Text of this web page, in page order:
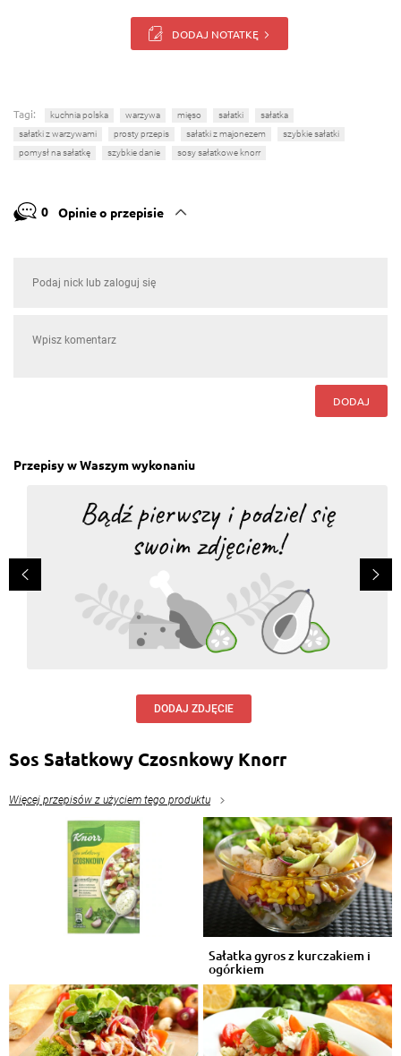
DODAJ NOTATKĘ
Tagi: kuchnia polska warzywa mięso sałatki
sałatka
sałatki z warzywami
prosty przepis sałatki z majonezem
szybkie sałatki
pomysł na sałatkę
szybkie danie sosy sałatkowe knorr
0 Opinie o przepisie
DODAJ
Przepisy w Waszym wykonaniu
DODAJ ZDJĘCIE
Sos Sałatkowy Czosnkowy Knorr
Więcej przepisów z użyciem tego produktu
Sałatka gyros z kurczakiem i
ogórkiem